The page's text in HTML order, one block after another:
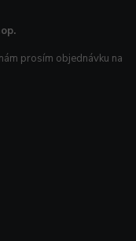
prosím objednávku na